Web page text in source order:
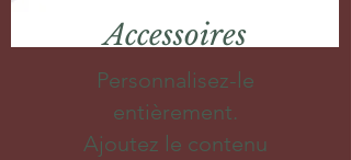
Accessoires
Personnalisez-le
entièrement.
Ajoutez le contenu